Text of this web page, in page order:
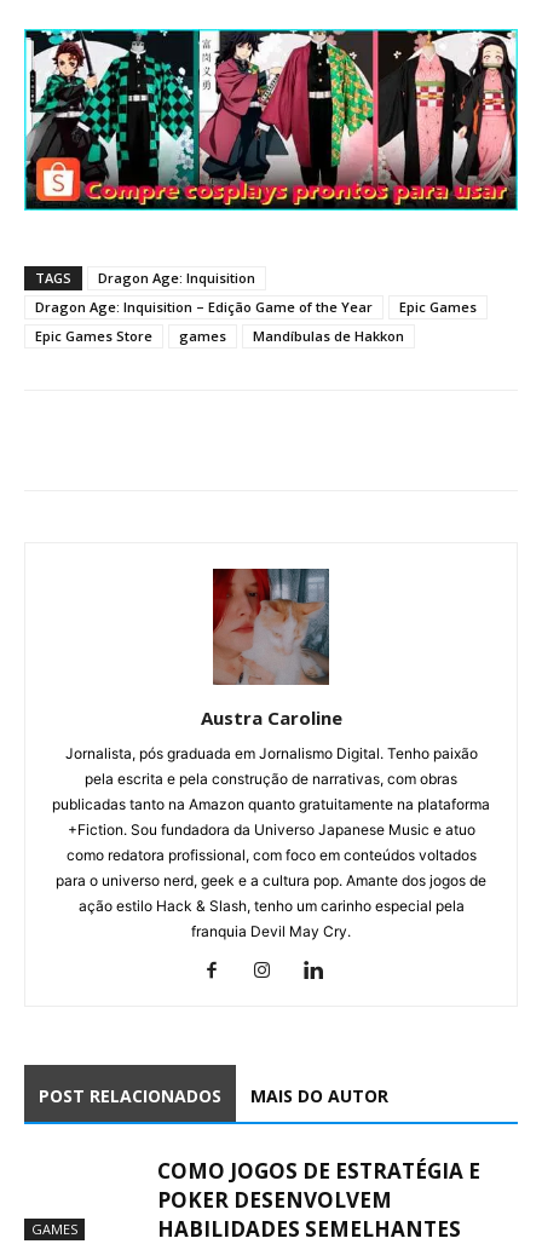
TAGS
Dragon Age: Inquisition
Dragon Age: Inquisition – Edição Game of the Year
Epic Games
Epic Games Store
games Mandíbulas de Hakkon
Austra Caroline
Jornalista, pós graduada em Jornalismo Digital. Tenho paixão
pela escrita e pela construção de narrativas, com obras
publicadas tanto na Amazon quanto gratuitamente na plataforma
+Fiction. Sou fundadora da Universo Japanese Music e atuo
como redatora profissional, com foco em conteúdos voltados
para o universo nerd, geek e a cultura pop. Amante dos jogos de
ação estilo Hack & Slash, tenho um carinho especial pela
franquia Devil May Cry.
POST RELACIONADOS MAIS DO AUTOR
GAMES
COMO JOGOS DE ESTRATÉGIA E
POKER DESENVOLVEM
HABILIDADES SEMELHANTES